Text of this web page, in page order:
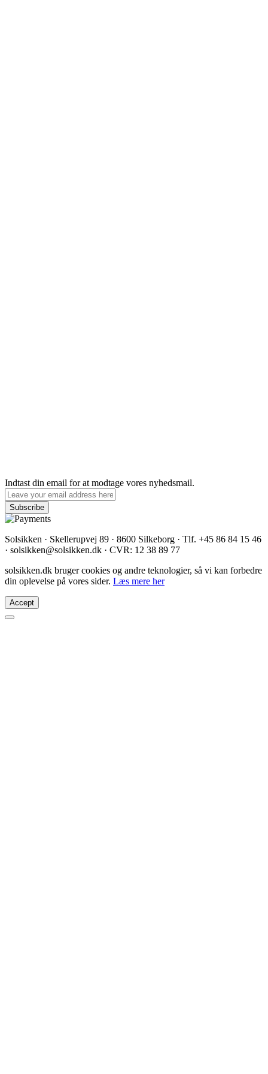
Indtast din email for at modtage vores nyhedsmail.
Solsikken · Skellerupvej 89 · 8600 Silkeborg · Tlf. +45 86 84 15 46
· solsikken@solsikken.dk · CVR: 12 38 89 77
solsikken.dk bruger cookies og andre teknologier, så vi kan forbedre
din oplevelse på vores sider. Læs mere her
Accept